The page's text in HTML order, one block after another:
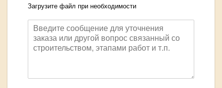
Загрузите файл при необходимости